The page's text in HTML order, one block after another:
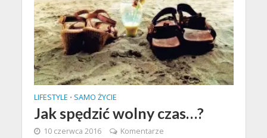
LIFESTYLE • SAMO ŻYCIE
Jak spędzić wolny czas…?
10 czerwca 2016 Komentarze